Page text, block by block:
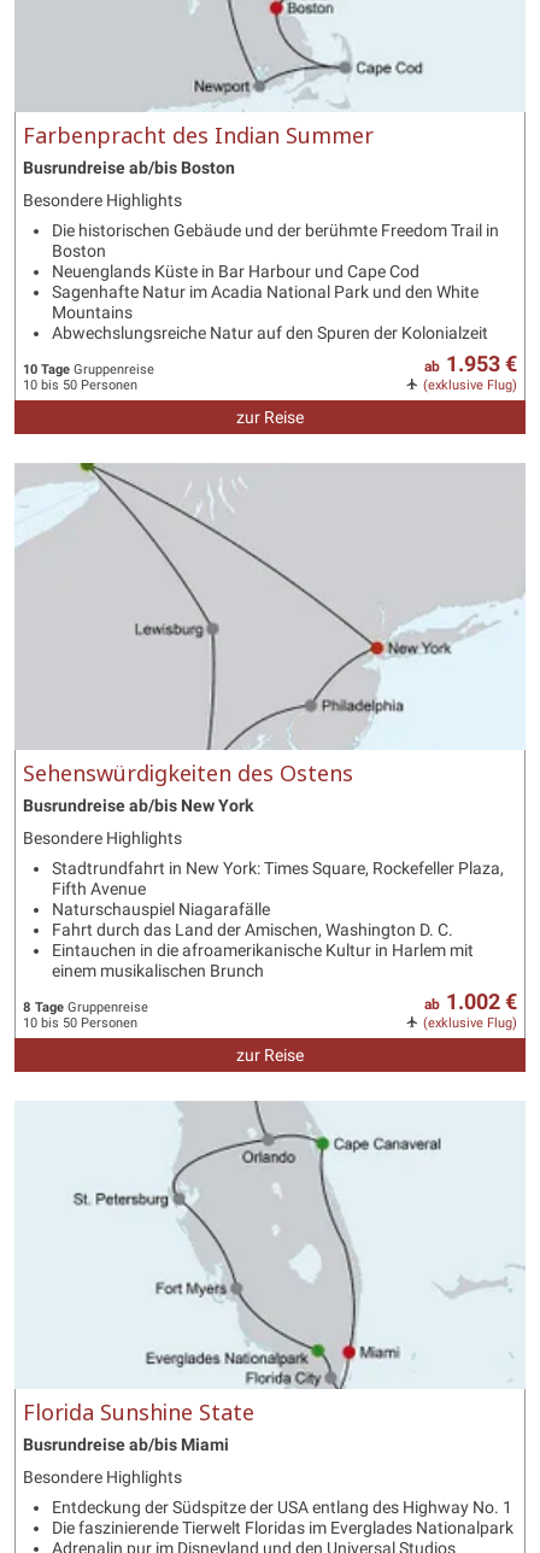
Farbenpracht des Indian Summer
Busrundreise ab/bis Boston
Besondere Highlights
Die historischen Gebäude und der berühmte Freedom Trail in
Boston
Neuenglands Küste in Bar Harbour und Cape Cod
Sagenhafte Natur im Acadia National Park und den White
Mountains
Abwechslungsreiche Natur auf den Spuren der Kolonialzeit
10 Tage Gruppenreise
10 bis 50 Personen
ab 1.953 €
(exklusive Flug)
zur Reise
Sehenswürdigkeiten des Ostens
Busrundreise ab/bis New York
Besondere Highlights
Stadtrundfahrt in New York: Times Square, Rockefeller Plaza,
Fifth Avenue
Naturschauspiel Niagarafälle
Fahrt durch das Land der Amischen, Washington D. C.
Eintauchen in die afroamerikanische Kultur in Harlem mit
einem musikalischen Brunch
8 Tage Gruppenreise
10 bis 50 Personen
ab 1.002 €
(exklusive Flug)
zur Reise
Florida Sunshine State
Busrundreise ab/bis Miami
Besondere Highlights
Entdeckung der Südspitze der USA entlang des Highway No. 1
Die faszinierende Tierwelt Floridas im Everglades Nationalpark
Adrenalin pur im Disneyland und den Universal Studios